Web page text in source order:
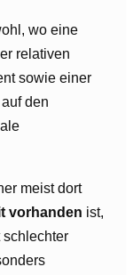
wo eine
relativen
sowie einer
den
meist dort
vorhanden ist,
schlechter